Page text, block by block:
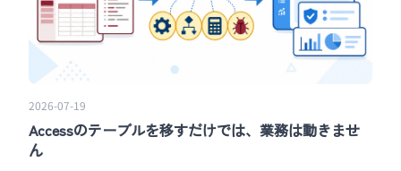
2026-07-19
Accessのテーブルを移すだけでは、業務は動きませ
ん